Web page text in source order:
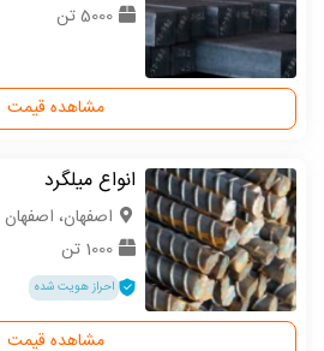
5000 تن
مشاهده قیمت
انواع میلگرد
اصفهان، اصفهان
1000 تن
احراز هویت شده
مشاهده قیمت